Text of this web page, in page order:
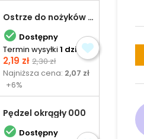
Ostrze do nożyków Excel
 Dostępny
Termin wysyłki 1 dzień
Cena
2,19 zł Cena
podstawowa
2,30 zł
Najniższa cena: 2,07 zł
+6%
Pędzel okrągły 000
 Dostępny